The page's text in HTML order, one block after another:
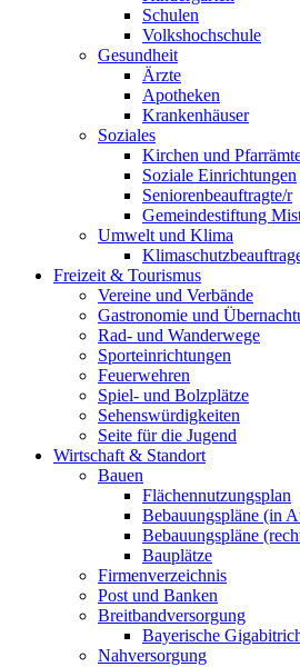
Schulen
Volkshochschule
Gesundheit
Ärzte
Apotheken
Krankenhäuser
Soziales
Kirchen und
Soziale Einrichtungen
Seniorenbeauftragte/r
Gemeindestiftung
Umwelt und Klima
Freizeit & Tourismus
Vereine und Verbände
Gastronomie und
Rad- und Wanderwege
Sporteinrichtungen
Feuerwehren
Spiel- und Bolzplätze
Sehenswürdigkeiten
Seite für die Jugend
Wirtschaft & Standort
Bauen
Flächennutzungsplan
Bebauungspläne (in
Bebauungspläne
Bauplätze
Firmenverzeichnis
Post und Banken
Breitbandversorgung
Bayerische
Nahversorgung